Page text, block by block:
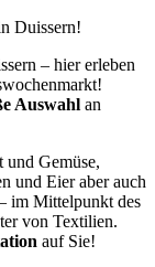
Duissern!
– hier erleben
Auswahl an
und Gemüse,
und Eier aber auch
im Mittelpunkt des
von Textilien.
auf Sie!